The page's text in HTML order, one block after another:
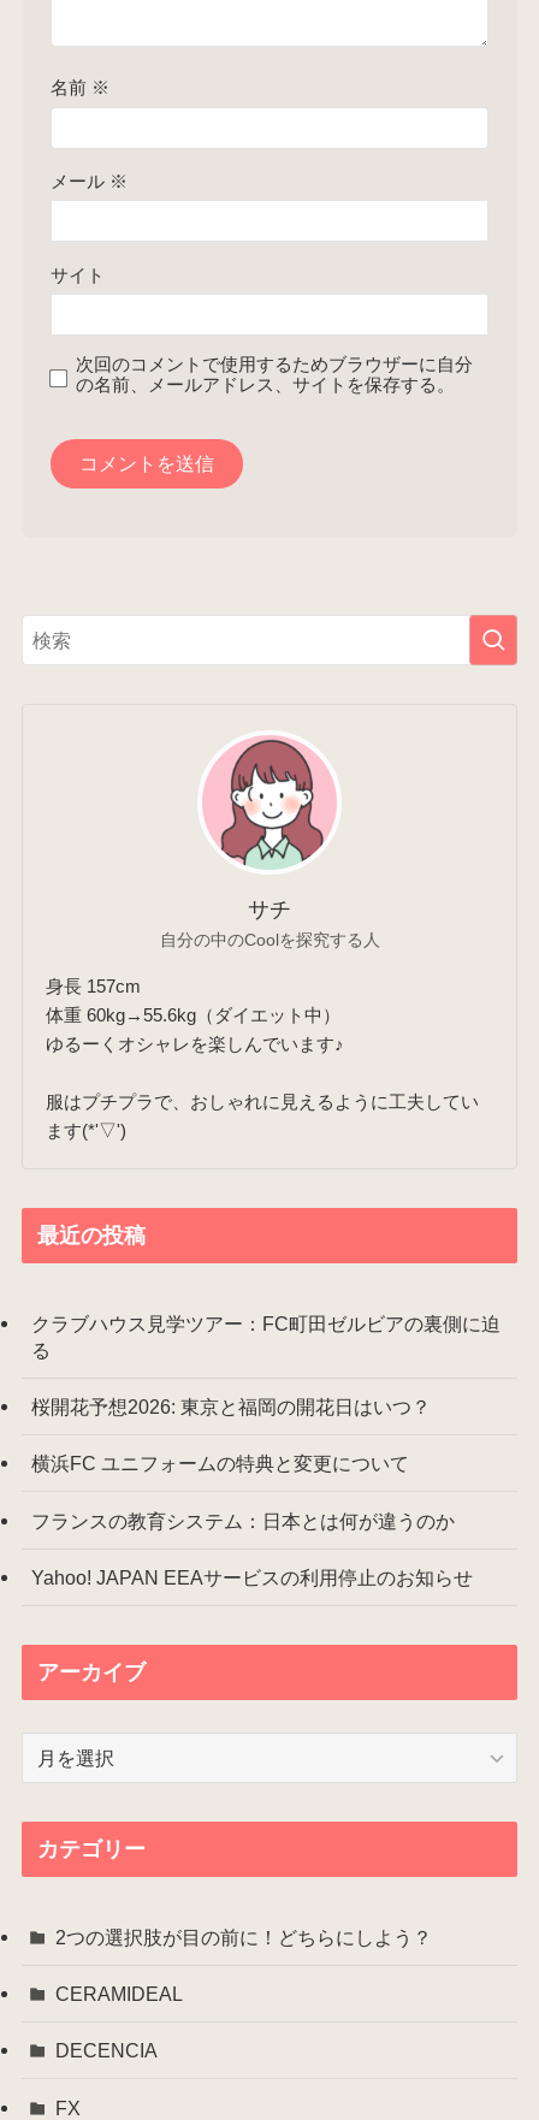
名前 ※
メール ※
サイト
次回のコメントで使用するためブラウザーに自分
の名前、メールアドレス、サイトを保存する。
サチ
自分の中のCoolを探究する人
身長 157cm
体重 60kg→55.6kg（ダイエット中）
ゆるーくオシャレを楽しんでいます♪
服はプチプラで、おしゃれに見えるように工夫してい
ます(*'▽')
最近の投稿
クラブハウス見学ツアー：FC町田ゼルビアの裏側に迫
る
桜開花予想2026: 東京と福岡の開花日はいつ？
横浜FC ユニフォームの特典と変更について
フランスの教育システム：日本とは何が違うのか
Yahoo! JAPAN EEAサービスの利用停止のお知らせ
アーカイブ
カテゴリー
2つの選択肢が目の前に！どちらにしよう？
CERAMIDEAL
DECENCIA
FX